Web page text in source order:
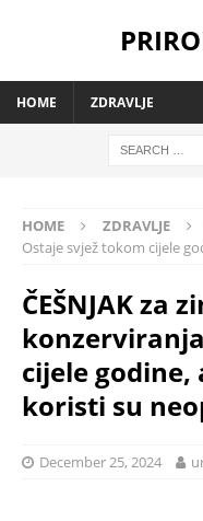
HOME ZDRAVLJE
HOME ZDRAVLJE
Ostaje svjež tokom cijele
ČEŠNJAK za
cijele godine,
koristi su
December 25, 2024